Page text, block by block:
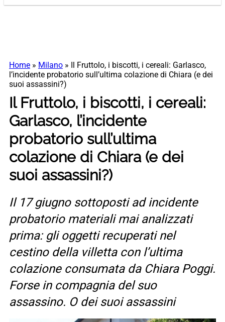
Home » Milano »
Il Fruttolo, i biscotti, i cereali: Garlasco,
l’incidente probatorio sull’ultima colazione di Chiara (e dei
suoi assassini?)
Il Fruttolo, i biscotti, i cereali:
Garlasco, l’incidente
probatorio sull’ultima
colazione di Chiara (e dei
suoi assassini?)
Il 17 giugno sottoposti ad incidente
probatorio materiali mai analizzati
prima: gli oggetti recuperati nel
cestino della villetta con l’ultima
colazione consumata da Chiara Poggi.
Forse in compagnia del suo
assassino. O dei suoi assassini